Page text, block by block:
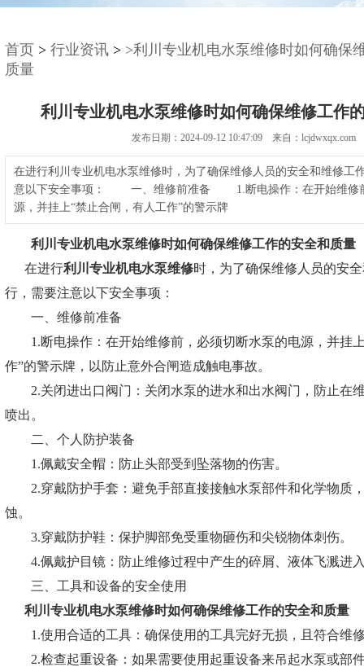
首页 > 行业资讯 > >利川专业机电水泵维修时如何确保
质量
利川专业机电水泵维修时如何确保维修工作
发布日期：2024-09-12 10:47:09 来自：lcjdwxqx.com
在进行利川专业机电水泵维修时，为了确保维修人员的安全和维修工
意以下安全事项： 一、维修前准备 1.断电操作：在开始维修前
源，并挂上“禁止合闸，有人工作”的警示牌
利川专业机电水泵维修时如何确保维修工作的安全和质量
在进行利川专业机电水泵维修时，为了确保维修人员的安
行，需要注意以下安全事项：
一、维修前准备
1.断电操作：在开始维修前，必须切断水泵的电源，并挂
作”的警示牌，以防止意外合闸造成触电事故。
2.关闭进出口阀门：关闭水泵的进水和出水阀门，防止在
喷出。
二、个人防护装备
1.佩戴安全帽：防止头部受到坠落物的伤害。
2.穿戴防护手套：避免手部直接接触水泵部件和化学物质
蚀。
3.穿戴防护鞋：保护脚部免受重物砸伤和尖锐物体刺伤。
4.佩戴护目镜：防止维修过程中产生的碎屑、液体飞溅进
三、工具和设备的安全使用
利川专业机电水泵维修时如何确保维修工作的安全和质量
1.使用合适的工具：确保使用的工具完好无损，且符合维
2.检查起重设备：如果需要使用起重设备来吊起水泵或部